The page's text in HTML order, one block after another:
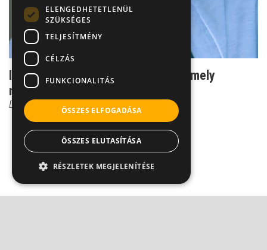
Ismerd fel idejében! A betegség, amely
nemcsak a bőrön látsz...
Dr. Wikonkál Norbert
ELENGEDHETETLENÜL
SZÜKSÉGES
TELJESÍTMÉNY
CÉLZÁS
FUNKCIONALITÁS
ÖSSZES ELFOGADÁSA
ÖSSZES ELUTASÍTÁSA
RÉSZLETEK MEGJELENÍTÉSE